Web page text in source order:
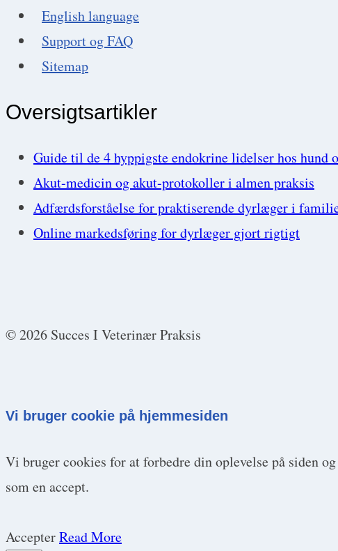
English language
Support og FAQ
Sitemap
Oversigtsartikler
Guide til de 4 hyppigste endokrine lidelser hos hund
Akut-medicin og akut-protokoller i almen praksis
Adfærdsforståelse for praktiserende dyrlæger i
Online markedsføring for dyrlæger gjort rigtigt
© 2026 Succes I Veterinær Praksis
Vi bruger cookie på hjemmesiden
Vi bruger cookies for at forbedre din oplevelse på siden
som en accept.
AccepterRead More